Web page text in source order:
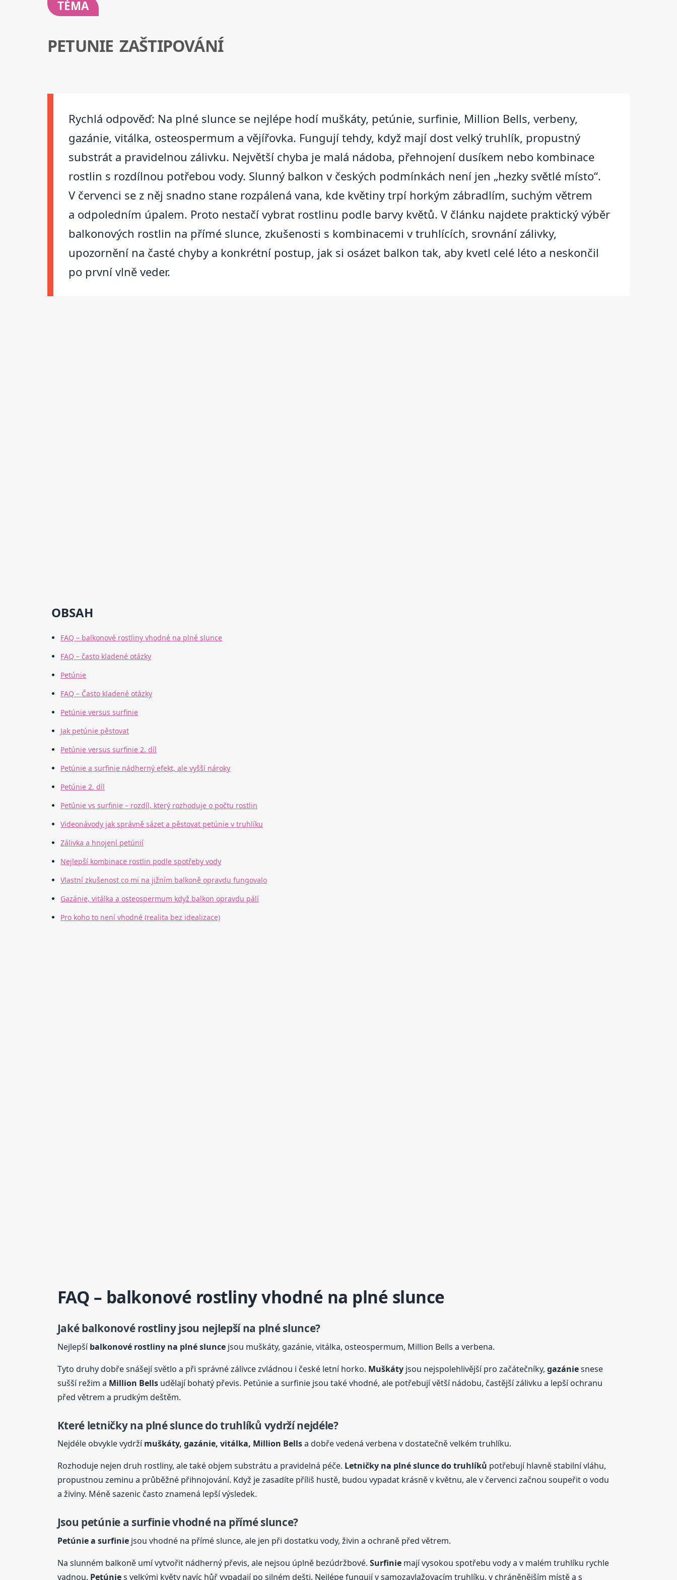
TÉMA
PETUNIE ZAŠTIPOVÁNÍ
Rychlá odpověď: Na plné slunce se nejlépe hodí muškáty, petúnie, surfinie, Million Bells, verbeny,
gazánie, vitálka, osteospermum a vějířovka. Fungují tehdy, když mají dost velký truhlík, propustný
substrát a pravidelnou zálivku. Největší chyba je malá nádoba, přehnojení dusíkem nebo kombinace
rostlin s rozdílnou potřebou vody. Slunný balkon v českých podmínkách není jen „hezky světlé místo“.
V červenci se z něj snadno stane rozpálená vana, kde květiny trpí horkým zábradlím, suchým větrem
a odpoledním úpalem. Proto nestačí vybrat rostlinu podle barvy květů. V článku najdete praktický výběr
balkonových rostlin na přímé slunce, zkušenosti s kombinacemi v truhlících, srovnání zálivky,
upozornění na časté chyby a konkrétní postup, jak si osázet balkon tak, aby kvetl celé léto a neskončil
po první vlně veder.
OBSAH
FAQ – balkonové rostliny vhodné na plné slunce
FAQ – často kladené otázky
Petúnie
FAQ – Často kladené otázky
Petúnie versus surfinie
Jak petúnie pěstovat
Petúnie versus surfinie 2. díl
Petúnie a surfinie nádherný efekt, ale vyšší nároky
Petúnie 2. díl
Petúnie vs surfinie – rozdíl, který rozhoduje o počtu rostlin
Videonávody jak správně sázet a pěstovat petúnie v truhlíku
Zálivka a hnojení petúnií
Nejlepší kombinace rostlin podle spotřeby vody
Vlastní zkušenost co mi na jižním balkoně opravdu fungovalo
Gazánie, vitálka a osteospermum když balkon opravdu pálí
Pro koho to není vhodné (realita bez idealizace)
FAQ – balkonové rostliny vhodné na plné slunce
Jaké balkonové rostliny jsou nejlepší na plné slunce?
Nejlepšíbalkonové rostliny na plné sluncejsou muškáty, gazánie, vitálka, osteospermum, Million Bells a verbena.
Tyto druhy dobře snášejí světlo a při správné zálivce zvládnou i české letní horko. Muškátyjsou nejspolehlivější pro začátečníky, gazániesnese
sušší režim a Million Bellsudělají bohatý převis. Petúnie a surfinie jsou také vhodné, ale potřebují větší nádobu, častější zálivku a lepší ochranu
před větrem a prudkým deštěm.
Které letničky na plné slunce do truhlíků vydrží nejdéle?
Nejdéle obvykle vydržímuškáty, gazánie, vitálka, Million Bellsa dobře vedená verbena v dostatečně velkém truhlíku.
Rozhoduje nejen druh rostliny, ale také objem substrátu a pravidelná péče. Letničky na plné slunce do truhlíků potřebují hlavně stabilní vláhu,
propustnou zeminu a průběžné přihnojování. Když je zasadíte příliš hustě, budou vypadat krásně v květnu, ale v červenci začnou soupeřit o vodu
a živiny. Méně sazenic často znamená lepší výsledek.
Jsou petúnie a surfinie vhodné na přímé slunce?
Petúnie a surfiniejsou vhodné na přímé slunce, ale jen při dostatku vody, živin a ochraně před větrem.
Na slunném balkoně umí vytvořit nádherný převis, ale nejsou úplně bezúdržbové. Surfiniemají vysokou spotřebu vody a v malém truhlíku rychle
vadnou. Petúnies velkými květy navíc hůř vypadají po silném dešti. Nejlépe fungují v samozavlažovacím truhlíku, v chráněnějším místě a s